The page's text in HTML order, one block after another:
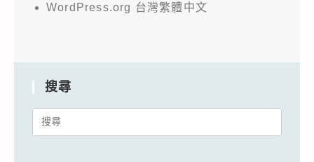
WordPress.org 台灣繁體中文
搜尋
Search